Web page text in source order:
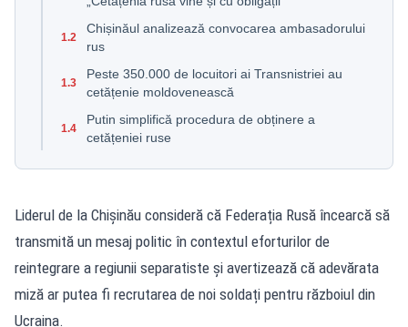
1.2
Chișinăul analizează convocarea ambasadorului
rus
1.3
Peste 350.000 de locuitori ai Transnistriei au
cetățenie moldovenească
1.4
Putin simplifică procedura de obținere a
cetățeniei ruse
Liderul de la Chișinău consideră că Federația Rusă încearcă să
transmită un mesaj politic în contextul eforturilor de
reintegrare a regiunii separatiste și avertizează că adevărata
miză ar putea fi recrutarea de noi soldați pentru războiul din
Ucraina.